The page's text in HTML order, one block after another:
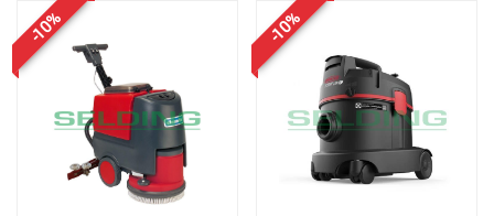
-10% -10%